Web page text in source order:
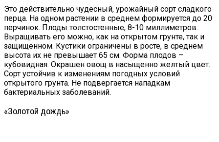
Это действительно чудесный, урожайный сорт сладкого
перца. На одном растении в среднем формируется до 20
перчинок. Плоды толстостенные, 8-10 миллиметров.
Выращивать его можно, как на открытом грунте, так и
защищенном. Кустики ограничены в росте, в среднем
высота их не превышает 65 см. Форма плодов –
кубовидная. Окрашен овощ в насыщенно желтый цвет.
Сорт устойчив к изменениям погодных условий
открытого грунта. Не подвергается нападкам
бактериальных заболеваний.
«Золотой дождь»